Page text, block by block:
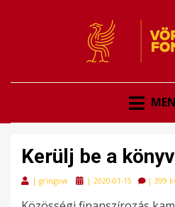
VÖRÖS
Kerülj be a
| gringow
Posted
| 2020-01-15 | 399